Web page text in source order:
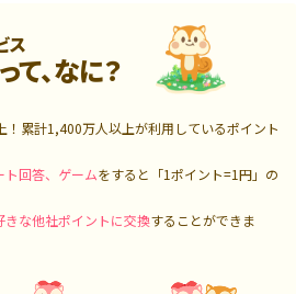
ス
って、なに？
！累計1,400万人以上が利用しているポイント
回答、ゲームをすると「1ポイント=1円」の
きな他社ポイントに交換することができま